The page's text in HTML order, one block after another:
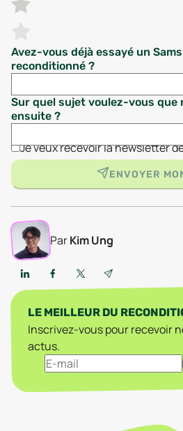
Avez-vous déjà essayé un
reconditionné ?
Sur quel sujet voulez-vous que
ensuite ?
Je veux recevoir la newsletter
ENVOYER
ParKim Ung
LE MEILLEUR DU
Inscrivez-vous pour recevoir
actus.